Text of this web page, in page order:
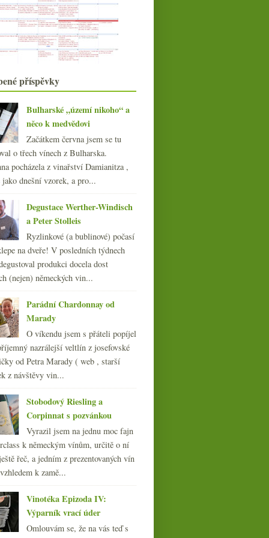
Bubliny z Jury k překlepu
Hipster Chablis, asociace
degustátorů, Tokaj pouze...
Nadšení jménem Costadilà a
colfòndo bubliny
Macea ve Fajnšmekru a domácí
kousky z archivu
Praha bude pít víno
Piknik hlavně s maďarskými víny
Roséčko a dvakrát Hibernal z
Moravy
května(19)
dubna(21)
března(22)
února(20)
ledna (21)
(254)
(249)
(254)
(252)
(249)
(249)
(270)
(108)
příspěvky
Bulharské „území nikoho“ a
něco k medvědovi
Začátkem června jsem se tu
o třech vínech z Bulharska.
pocházela z vinařství Damianitza ,
jako dnešní vzorek, a pro...
Degustace Werther-Windisch
a Peter Stolleis
Ryzlinkové (a bublinové) počasí
na dveře! V posledních týdnech
produkci docela dost
(nejen) německých vin...
Parádní Chardonnay od
Marady
O víkendu jsem s přáteli popíjel
nazrálejší veltlín z josefovské
od Petra Marady ( web , starší
z návštěvy vin...
Stobodový Riesling a
Corpinnat s pozvánkou
Vyrazil jsem na jednu moc fajn
k německým vínům, určitě o ní
řeč, a jedním z prezentovaných vín
k zamě...
Vinotéka Epizoda IV:
Výparník vrací úder
Omlouvám se, že na vás teď s